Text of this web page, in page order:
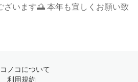
ざいます🌅 本年も宜しくお願い致
コノコについて
利用規約